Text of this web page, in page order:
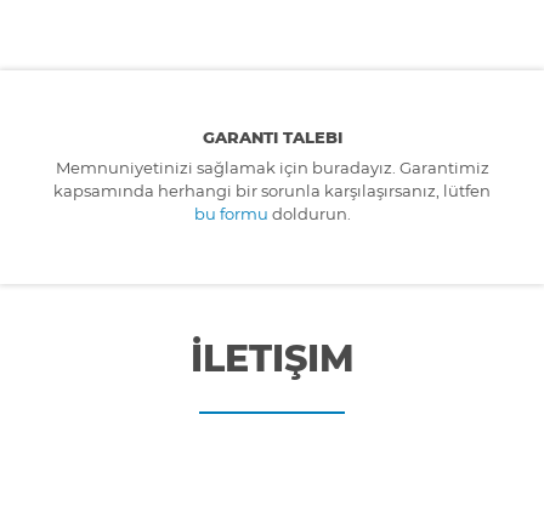
GARANTI TALEBI
Memnuniyetinizi sağlamak için buradayız. Garantimiz
kapsamında herhangi bir sorunla karşılaşırsanız, lütfen
bu formu doldurun.
İLETIŞIM